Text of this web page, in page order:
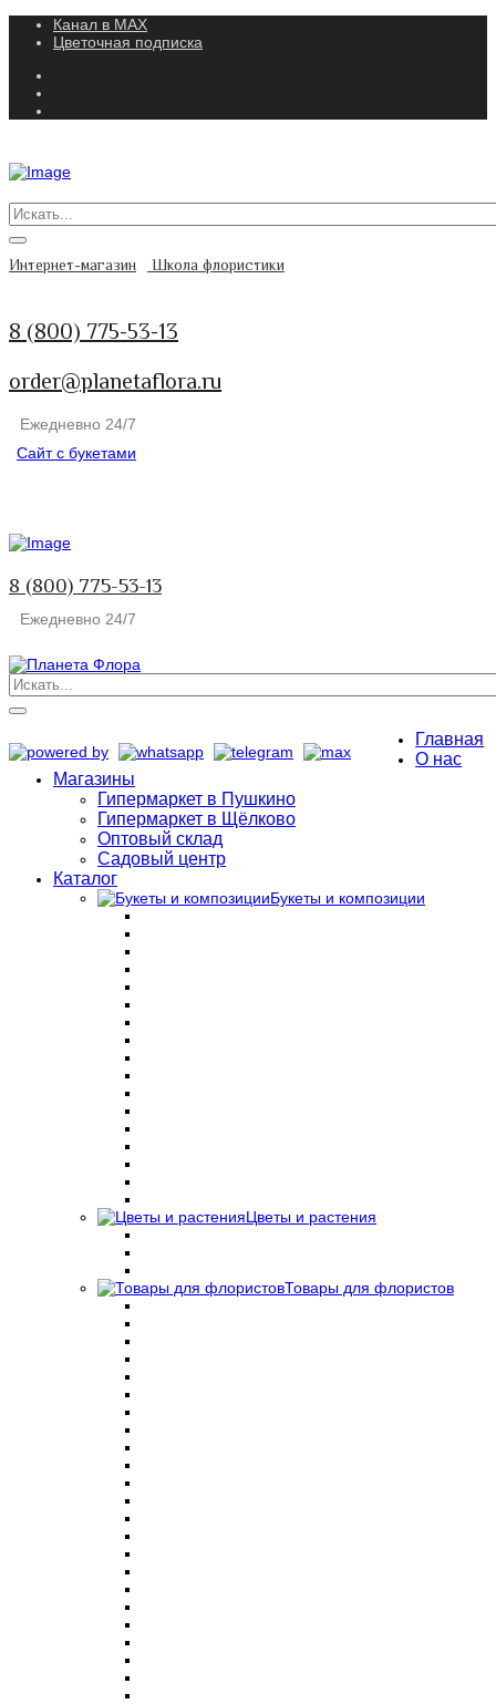
Канал в MAX
Цветочная подписка
Интернет-магазин Школа флористики
8 (800) 775-53-13
order@planetaflora.ru
Ежедневно 24/7
Сайт с букетами
8 (800) 775-53-13
Ежедневно 24/7
Главная
О нас
Магазины
Гипермаркет в Пушкино
Гипермаркет в Щёлково
Оптовый склад
Садовый центр
Каталог
Букеты и композиции
Цветы и растения
Товары для флористов